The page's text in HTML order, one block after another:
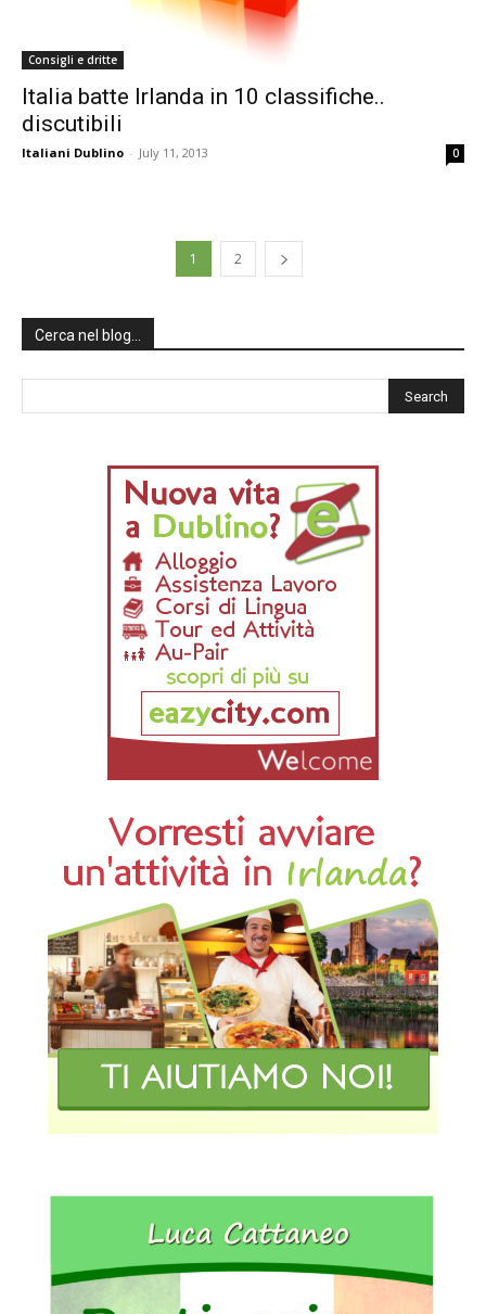
Consigli e dritte
Italia batte Irlanda in 10 classifiche..
discutibili
Italiani Dublino - July 11, 2013 0
1 2
Cerca nel blog…